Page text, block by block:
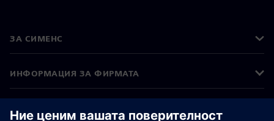
ЗА СИМЕНС
ИНФОРМАЦИЯ ЗА ФИРМАТА